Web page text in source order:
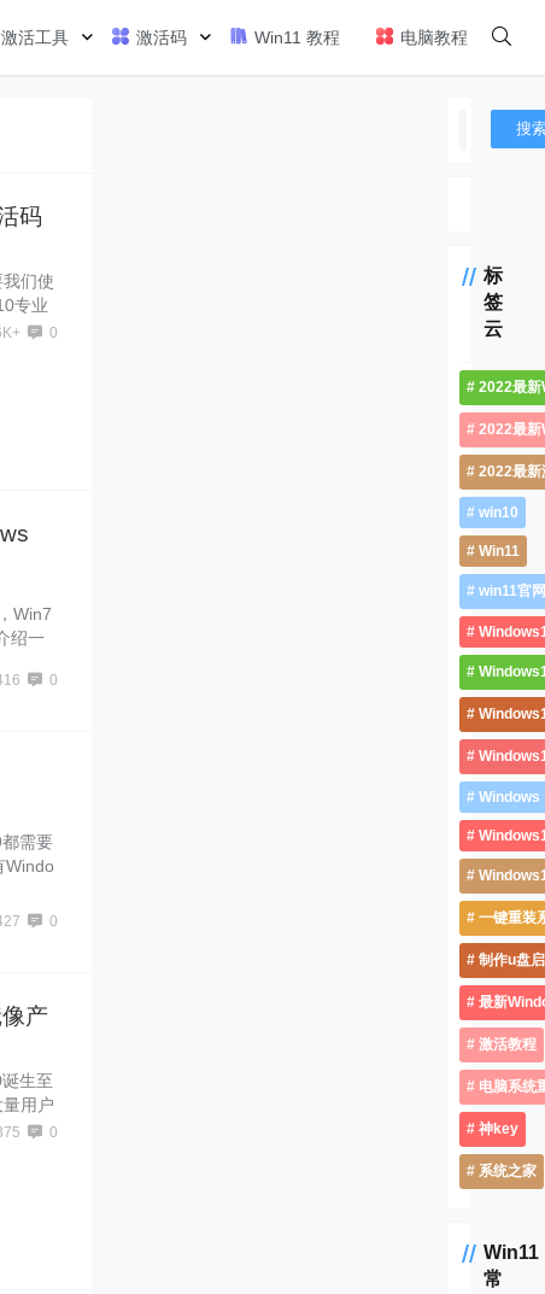
激活工具 激活码 Win11 教程 电脑教程
码
们使
专业
专业
工具
0
Win7
绍一
0
需要
Windo
品密0
产
生至
用户
会有太0
搜
标
签
云
2022最
2022最新
2022最新
win10
Win11
win11官网
Windows
一键重装
制作u盘
最新
激活教程
电脑系统
神key
系统之家
Win11
常